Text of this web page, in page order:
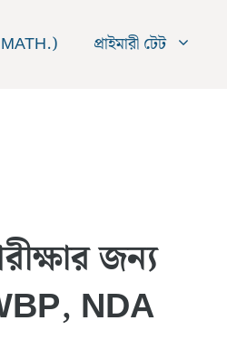
প্রাইমারী টেট
জন্য
NDA